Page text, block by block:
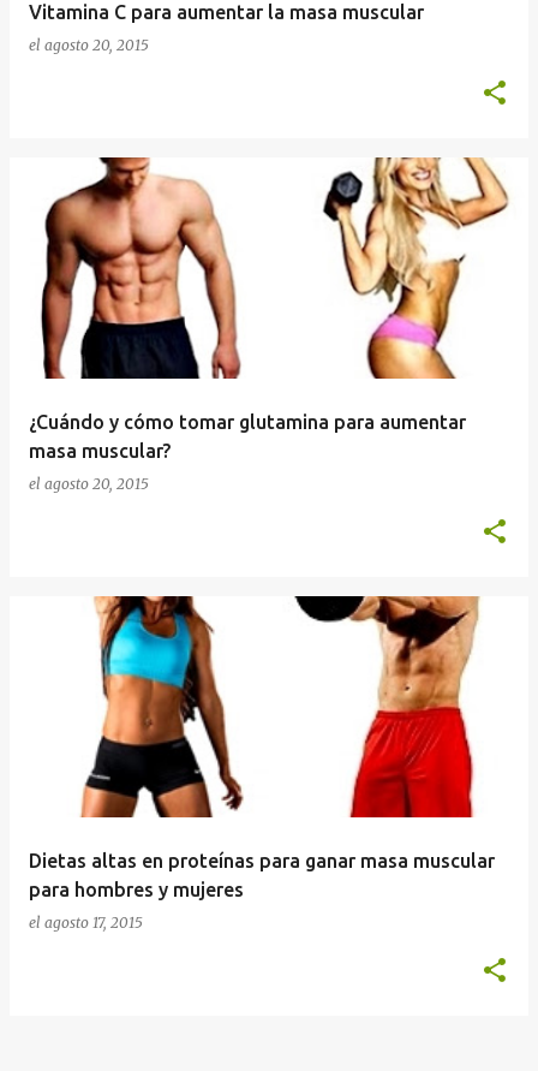
Vitamina C para aumentar la masa muscular
el agosto 20, 2015
¿Cuándo y cómo tomar glutamina para aumentar
masa muscular?
el agosto 20, 2015
Dietas altas en proteínas para ganar masa muscular
para hombres y mujeres
el agosto 17, 2015